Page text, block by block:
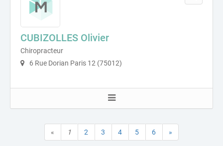
CUBIZOLLES Olivier
Chiropracteur
6 Rue Dorian Paris 12 (75012)
« 1 2 3 4 5 6 »